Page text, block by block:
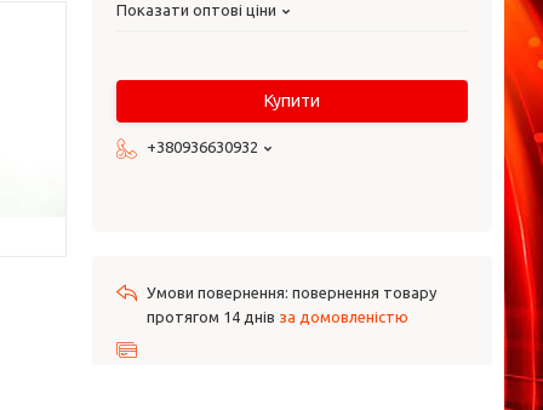
Показати оптові ціни
Купити
+380936630932
повернення товару
протягом 14 днів за домовленістю